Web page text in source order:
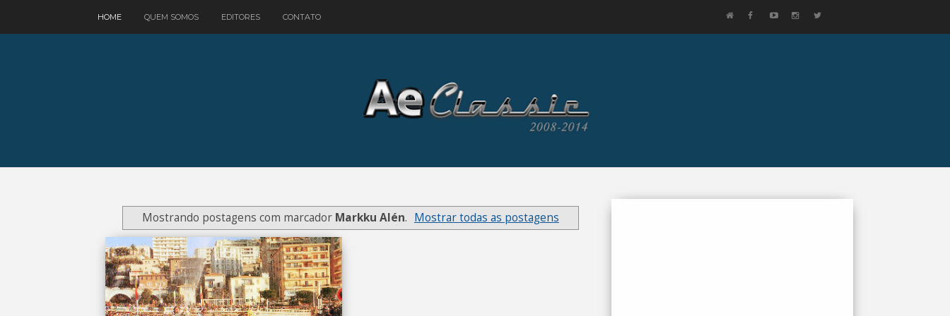
HOME QUEM SOMOS EDITORES CONTATO
Mostrando postagens com marcador Markku Alén. Mostrar todas as postagens